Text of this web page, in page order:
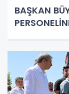
BAŞKAN